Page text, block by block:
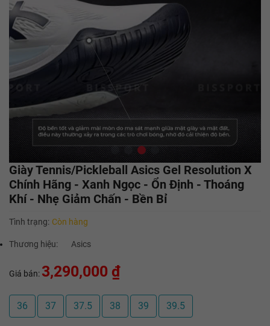
Giày Tennis/Pickleball Asics Gel Resolution X
Chính Hãng - Xanh Ngọc - Ổn Định - Thoáng
Khí - Nhẹ Giảm Chấn - Bền Bỉ
Tình trạng: Còn hàng
Thương hiệu: Asics
Giá bán: 3,290,000 ₫
36 37 37.5 38 39 39.5